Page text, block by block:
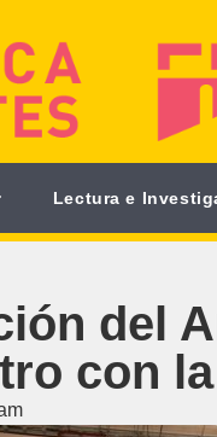
Lectura e
del
con